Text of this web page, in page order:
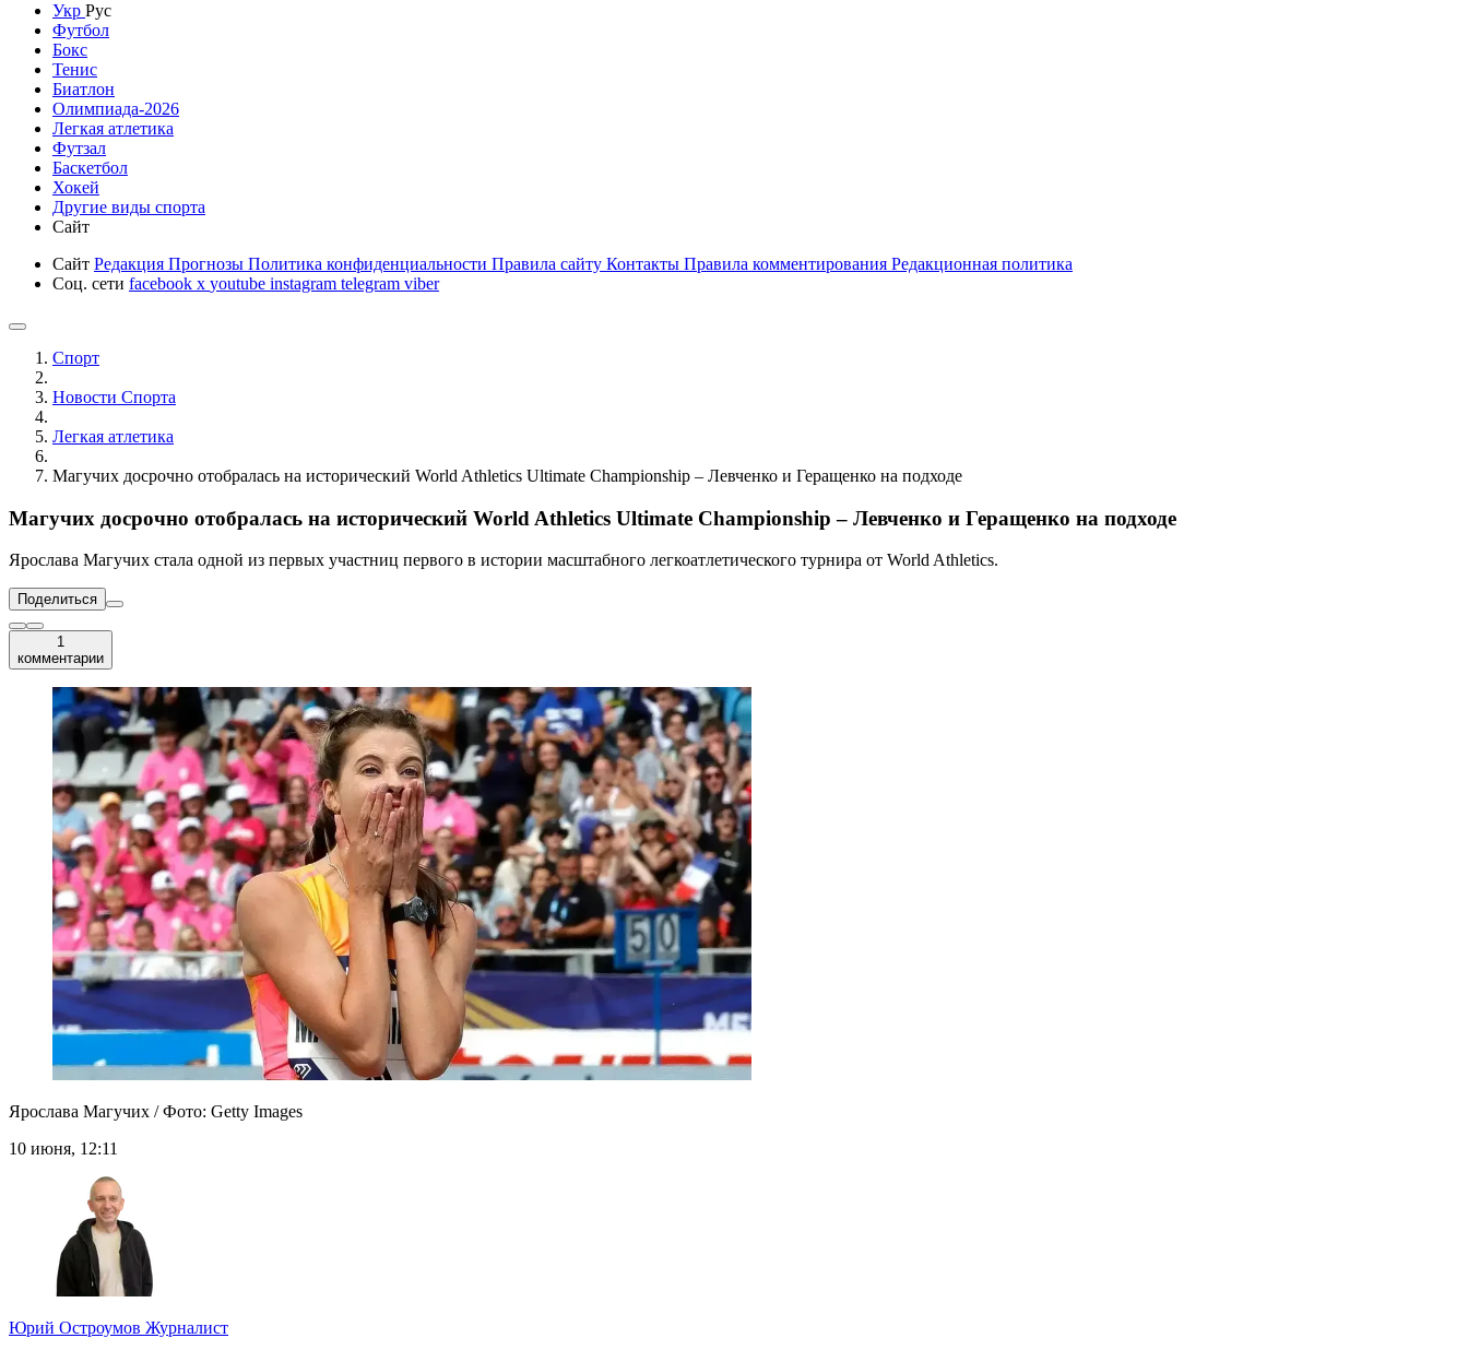
Укр Рус
Футбол
Бокс
Тенис
Биатлон
Олимпиада-2026
Легкая атлетика
Футзал
Баскетбол
Хокей
Другие виды спорта
Сайт
Сайт Редакция Прогнозы Политика конфиденциальности Правила сайту Контакты Правила комментирования Редакционная политика
Соц. сети facebook x youtube instagram telegram viber
Спорт
Новости Cпорта
Легкая атлетика
Магучих досрочно отобралась на исторический World Athletics Ultimate Championship – Левченко и Геращенко на подходе
Магучих досрочно отобралась на исторический World Athletics Ultimate Championship – Левченко и Геращенко на подходе
Ярослава Магучих стала одной из первых участниц первого в истории масштабного легкоатлетического турнира от World Athletics.
Поделиться
1
комментарии
Ярослава Магучих / Фото: Getty Images
10 июня, 12:11
Юрий Остроумов Журналист